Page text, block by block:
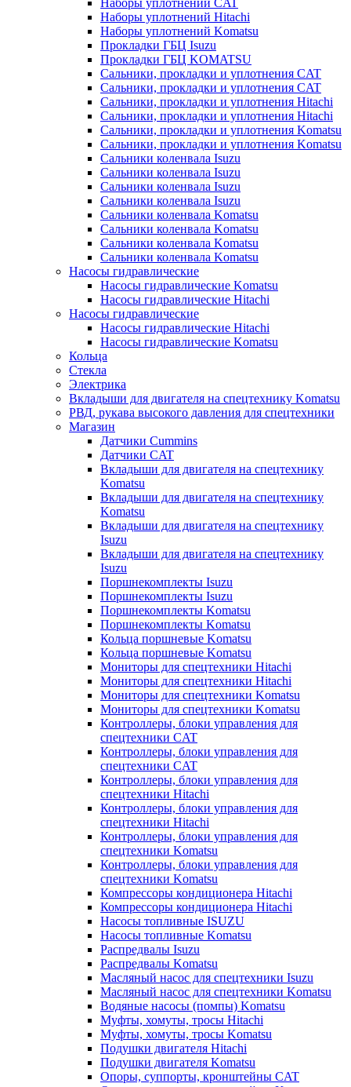
Наборы уплотнений CAT
Наборы уплотнений Hitachi
Наборы уплотнений Komatsu
Прокладки ГБЦ Isuzu
Прокладки ГБЦ KOMATSU
Сальники, прокладки и уплотнения CAT
Сальники, прокладки и уплотнения CAT
Сальники, прокладки и уплотнения Hitachi
Сальники, прокладки и уплотнения Hitachi
Сальники, прокладки и уплотнения Komatsu
Сальники, прокладки и уплотнения Komatsu
Сальники коленвала Isuzu
Сальники коленвала Isuzu
Сальники коленвала Isuzu
Сальники коленвала Isuzu
Сальники коленвала Komatsu
Сальники коленвала Komatsu
Сальники коленвала Komatsu
Сальники коленвала Komatsu
Насосы гидравлические
Насосы гидравлические Komatsu
Насосы гидравлические Hitachi
Насосы гидравлические
Насосы гидравлические Hitachi
Насосы гидравлические Komatsu
Кольца
Стекла
Электрика
Вкладыши для двигателя на спецтехнику Komatsu
РВД, рукава высокого давления для спецтехники
Магазин
Датчики Cummins
Датчики CAT
Вкладыши для двигателя на спецтехнику
Komatsu
Вкладыши для двигателя на спецтехнику
Komatsu
Вкладыши для двигателя на спецтехнику
Isuzu
Вкладыши для двигателя на спецтехнику
Isuzu
Поршнекомплекты Isuzu
Поршнекомплекты Isuzu
Поршнекомплекты Komatsu
Поршнекомплекты Komatsu
Кольца поршневые Komatsu
Кольца поршневые Komatsu
Мониторы для спецтехники Hitachi
Мониторы для спецтехники Hitachi
Мониторы для спецтехники Komatsu
Мониторы для спецтехники Komatsu
Контроллеры, блоки управления для
спецтехники CAT
Контроллеры, блоки управления для
спецтехники CAT
Контроллеры, блоки управления для
спецтехники Hitachi
Контроллеры, блоки управления для
спецтехники Hitachi
Контроллеры, блоки управления для
спецтехники Komatsu
Контроллеры, блоки управления для
спецтехники Komatsu
Компрессоры кондиционера Hitachi
Компрессоры кондиционера Hitachi
Насосы топливные ISUZU
Насосы топливные Komatsu
Распредвалы Isuzu
Распредвалы Komatsu
Масляный насос для спецтехники Isuzu
Масляный насос для спецтехники Komatsu
Водяные насосы (помпы) Komatsu
Муфты, хомуты, тросы Hitachi
Муфты, хомуты, тросы Komatsu
Подушки двигателя Hitachi
Подушки двигателя Komatsu
Опоры, суппорты, кронштейны CAT